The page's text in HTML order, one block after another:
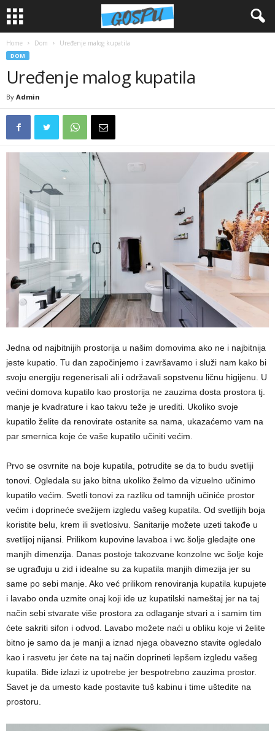
Home Dom Uređenje malog kupatila
DOM
Uređenje malog kupatila
By Admin
Jedna od najbitnijih prostorija u našim domovima ako ne i najbitnija
jeste kupatio. Tu dan započinjemo i završavamo i služi nam kako bi
svoju energiju regenerisali ali i održavali sopstvenu ličnu higijenu. U
većini domova kupatilo kao prostorija ne zauzima dosta prostora tj.
manje je kvadrature i kao takvu teže je urediti. Ukoliko svoje
kupatilo želite da renovirate ostanite sa nama, ukazaćemo vam na
par smernica koje će vaše kupatilo učiniti većim.
Prvo se osvrnite na boje kupatila, potrudite se da to budu svetliji
tonovi. Ogledala su jako bitna ukoliko želmo da vizuelno učinimo
kupatilo većim. Svetli tonovi za razliku od tamnijh učiniće prostor
većim i doprineće svežijem izgledu vašeg kupatila. Od svetlijih boja
koristite belu, krem ili svetlosivu. Sanitarije možete uzeti takođe u
svetlijoj nijansi. Prilikom kupovine lavaboa i wc šolje gledajte one
manjih dimenzija. Danas postoje takozvane konzolne wc šolje koje
se ugrađuju u zid i idealne su za kupatila manjih dimezija jer su
same po sebi manje. Ako već prilikom renoviranja kupatila kupujete
i lavabo onda uzmite onaj koji ide uz kupatilski nameštaj jer na taj
način sebi stvarate više prostora za odlaganje stvari a i samim tim
ćete sakriti sifon i odvod. Lavabo možete naći u obliku koje vi želite
bitno je samo da je manji a iznad njega obavezno stavite ogledalo
kao i rasvetu jer ćete na taj način doprineti lepšem izgledu vašeg
kupatila. Bide izlazi iz upotrebe jer bespotrebno zauzima prostor.
Savet je da umesto kade postavite tuš kabinu i time uštedite na
prostoru.